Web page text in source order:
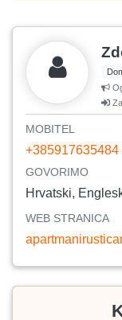
MOBITEL
+385917635484
GOVORIMO
Hrvatski,
WEB STRANICA